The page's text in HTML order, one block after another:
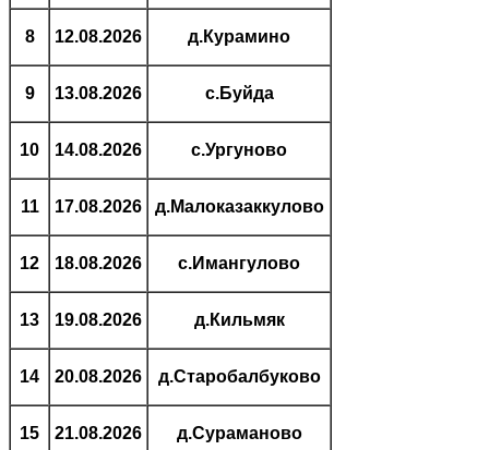
8 12.08.2026 д.Курамино
9 13.08.2026 с.Буйда
10 14.08.2026 с.Ургуново
11 17.08.2026 д.Малоказаккулово
12 18.08.2026 с.Имангулово
13 19.08.2026 д.Кильмяк
14 20.08.2026 д.Старобалбуково
15 21.08.2026 д.Сураманово